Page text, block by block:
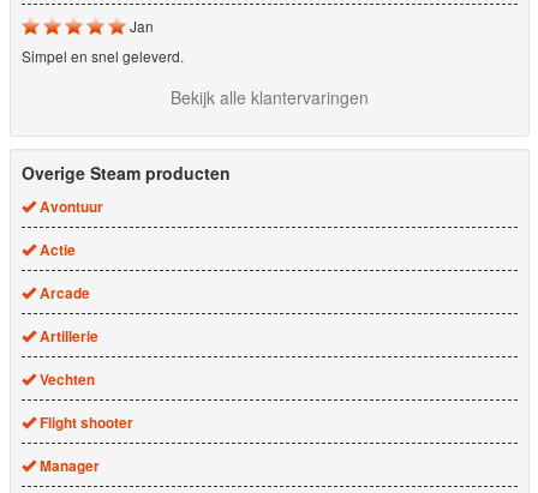
Jan
Simpel en snel geleverd.
Bekijk alle klantervaringen
Overige Steam producten
Avontuur
Actie
Arcade
Artillerie
Vechten
Flight shooter
Manager